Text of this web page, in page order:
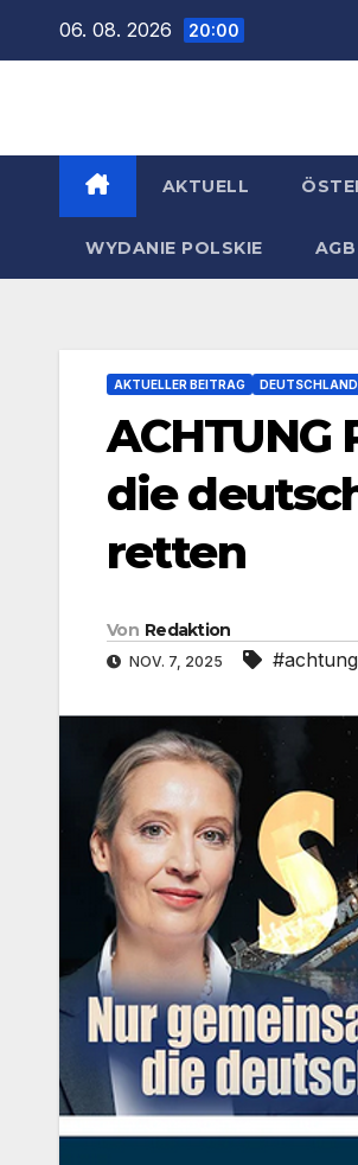
06. 08. 2026 20:00
AKTUELL
WYDANIE POLSKIE AGB
AKTUELLER BEITRAG DEUTSCHLAND
ACHTUNG
die
retten
Von Redaktion
NOV. 7, 2025